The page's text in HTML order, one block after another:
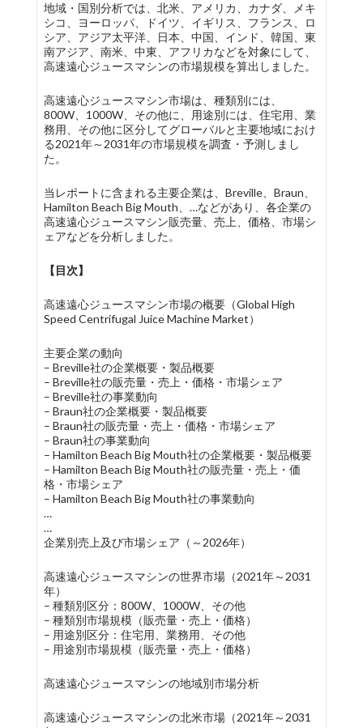
地域・国別分析では、北米、アメリカ、カナダ、メキ
シコ、ヨーロッパ、ドイツ、イギリス、フランス、ロ
シア、アジア太平洋、日本、中国、インド、韓国、東
南アジア、南米、中東、アフリカなどを対象にして、
高速遠心ジュースマシンの市場規模を算出しました。
高速遠心ジュースマシン市場は、種類別には、
800W、1000W、その他に、用途別には、住宅用、業
務用、その他に区分してグローバルと主要地域におけ
る2021年～2031年の市場規模を調査・予測しまし
た。
当レポートに含まれる主要企業は、Breville、Braun、
Hamilton Beach Big Mouth、…などがあり、各企業の
高速遠心ジュースマシン販売量、売上、価格、市場シ
ェアなどを分析しました。
【目次】
高速遠心ジュースマシン市場の概要（Global High
Speed Centrifugal Juice Machine Market）
主要企業の動向
– Breville社の企業概要・製品概要
– Breville社の販売量・売上・価格・市場シェア
– Breville社の事業動向
– Braun社の企業概要・製品概要
– Braun社の販売量・売上・価格・市場シェア
– Braun社の事業動向
– Hamilton Beach Big Mouth社の企業概要・製品概要
– Hamilton Beach Big Mouth社の販売量・売上・価
格・市場シェア
– Hamilton Beach Big Mouth社の事業動向
…
…
企業別売上及び市場シェア（～2026年）
高速遠心ジュースマシンの世界市場（2021年～2031
年）
– 種類別区分：800W、1000W、その他
– 種類別市場規模（販売量・売上・価格）
– 用途別区分：住宅用、業務用、その他
– 用途別市場規模（販売量・売上・価格）
高速遠心ジュースマシンの地域別市場分析
高速遠心ジュースマシンの北米市場（2021年～2031